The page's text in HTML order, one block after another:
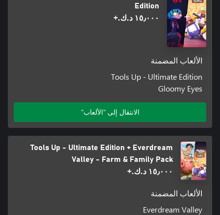
Edition
١٥٫٠٠٠ د.ك.‏+
الألعاب المضمنة
Tools Up - Ultimate Edition
Gloomy Eyes
الانتقال إلى "الألعاب"
Tools Up - Ultimate Edition + Everdream
Valley - Farm & Family Pack
١٥٫٠٠٠ د.ك.‏+
الألعاب المضمنة
Everdream Valley